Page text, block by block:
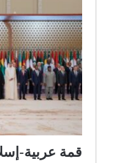
قمة عربية-